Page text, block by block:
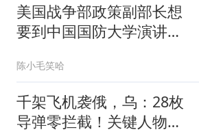
美国战争部政策副部长想
要到中国国防大学演讲？
陈小毛笑哈
千架飞机袭俄，乌：28枚
导弹零拦截！关键人物被